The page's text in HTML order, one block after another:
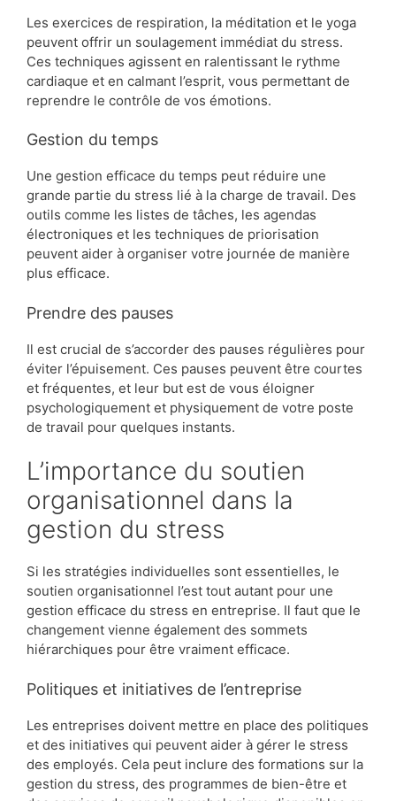
Les exercices de respiration, la méditation et le yoga
peuvent offrir un soulagement immédiat du stress.
Ces techniques agissent en ralentissant le rythme
cardiaque et en calmant l’esprit, vous permettant de
reprendre le contrôle de vos émotions.
Gestion du temps
Une gestion efficace du temps peut réduire une
grande partie du stress lié à la charge de travail. Des
outils comme les listes de tâches, les agendas
électroniques et les techniques de priorisation
peuvent aider à organiser votre journée de manière
plus efficace.
Prendre des pauses
Il est crucial de s’accorder des pauses régulières pour
éviter l’épuisement. Ces pauses peuvent être courtes
et fréquentes, et leur but est de vous éloigner
psychologiquement et physiquement de votre poste
de travail pour quelques instants.
L’importance du soutien
organisationnel dans la
gestion du stress
Si les stratégies individuelles sont essentielles, le
soutien organisationnel l’est tout autant pour une
gestion efficace du stress en entreprise. Il faut que le
changement vienne également des sommets
hiérarchiques pour être vraiment efficace.
Politiques et initiatives de l’entreprise
Les entreprises doivent mettre en place des politiques
et des initiatives qui peuvent aider à gérer le stress
des employés. Cela peut inclure des formations sur la
gestion du stress, des programmes de bien-être et